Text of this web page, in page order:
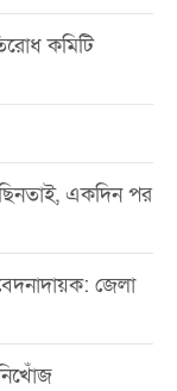
কমিটি
ছিনতাই, একদিন পর
জেলা